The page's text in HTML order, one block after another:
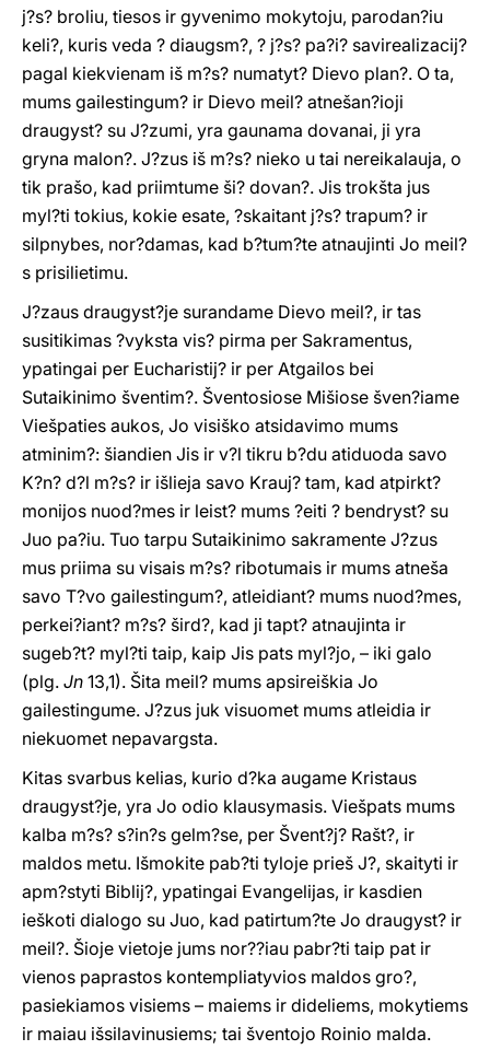
j?s? broliu, tiesos ir gyvenimo mokytoju, parodan?iu
keli?, kuris veda ? diaugsm?, ? j?s? pa?i? savirealizacij?
pagal kiekvienam iš m?s? numatyt? Dievo plan?. O ta,
mums gailestingum? ir Dievo meil? atnešan?ioji
draugyst? su J?zumi, yra gaunama dovanai, ji yra
gryna malon?. J?zus iš m?s? nieko u tai nereikalauja, o
tik prašo, kad priimtume ši? dovan?. Jis trokšta jus
myl?ti tokius, kokie esate, ?skaitant j?s? trapum? ir
silpnybes, nor?damas, kad b?tum?te atnaujinti Jo meil?
s prisilietimu.
J?zaus draugyst?je surandame Dievo meil?, ir tas
susitikimas ?vyksta vis? pirma per Sakramentus,
ypatingai per Eucharistij? ir per Atgailos bei
Sutaikinimo šventim?. Šventosiose Mišiose šven?iame
Viešpaties aukos, Jo visiško atsidavimo mums
atminim?: šiandien Jis ir v?l tikru b?du atiduoda savo
K?n? d?l m?s? ir išlieja savo Krauj? tam, kad atpirkt?
monijos nuod?mes ir leist? mums ?eiti ? bendryst? su
Juo pa?iu. Tuo tarpu Sutaikinimo sakramente J?zus
mus priima su visais m?s? ribotumais ir mums atneša
savo T?vo gailestingum?, atleidiant? mums nuod?mes,
perkei?iant? m?s? šird?, kad ji tapt? atnaujinta ir
sugeb?t? myl?ti taip, kaip Jis pats myl?jo, – iki galo
(plg. Jn 13,1). Šita meil? mums apsireiškia Jo
gailestingume. J?zus juk visuomet mums atleidia ir
niekuomet nepavargsta.
Kitas svarbus kelias, kurio d?ka augame Kristaus
draugyst?je, yra Jo odio klausymasis. Viešpats mums
kalba m?s? s?in?s gelm?se, per Švent?j? Rašt?, ir
maldos metu. Išmokite pab?ti tyloje prieš J?, skaityti ir
apm?styti Biblij?, ypatingai Evangelijas, ir kasdien
ieškoti dialogo su Juo, kad patirtum?te Jo draugyst? ir
meil?. Šioje vietoje jums nor??iau pabr?ti taip pat ir
vienos paprastos kontempliatyvios maldos gro?,
pasiekiamos visiems – maiems ir dideliems, mokytiems
ir maiau išsilavinusiems; tai šventojo Roinio malda.